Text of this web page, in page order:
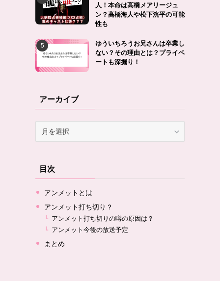
人！本命は高橋メアリージュ
ン？高橋海人や松下洸平の可能
性も
ゆういちろうお兄さんは卒業し
ない？その理由とは？プライベ
ートも深掘り！
アーカイブ
ブ目次
アンメットとは
アンメット打ち切り？
アンメット打ち切りの噂の原因は？
アンメット今後の放送予定
まとめ